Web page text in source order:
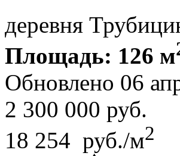
деревня
Площадь: 126 м
Обновлено 06
2 300 000 руб.
18 254 руб./м2